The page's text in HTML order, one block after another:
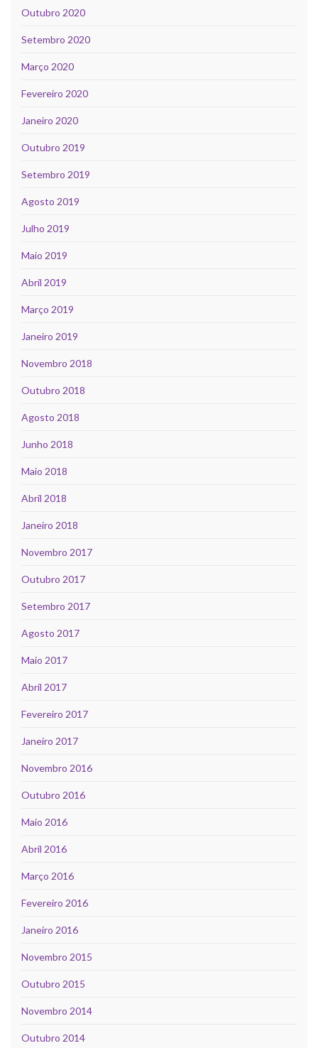
Outubro 2020
Setembro 2020
Março 2020
Fevereiro 2020
Janeiro 2020
Outubro 2019
Setembro 2019
Agosto 2019
Julho 2019
Maio 2019
Abril 2019
Março 2019
Janeiro 2019
Novembro 2018
Outubro 2018
Agosto 2018
Junho 2018
Maio 2018
Abril 2018
Janeiro 2018
Novembro 2017
Outubro 2017
Setembro 2017
Agosto 2017
Maio 2017
Abril 2017
Fevereiro 2017
Janeiro 2017
Novembro 2016
Outubro 2016
Maio 2016
Abril 2016
Março 2016
Fevereiro 2016
Janeiro 2016
Novembro 2015
Outubro 2015
Novembro 2014
Outubro 2014